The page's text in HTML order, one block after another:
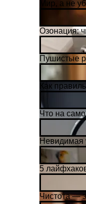
Мир, а не
Озонация:
Пушистые
Как
Что на
Невидимая
5
Чистота —